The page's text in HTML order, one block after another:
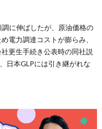
に伸ばしたが、原油価格の
電力調達コストが膨らみ、
更生手続き公表時の同社説
日本GLPには引き継がれな